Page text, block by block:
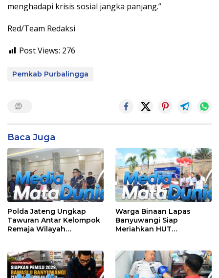
menghadapi krisis sosial jangka panjang.”
Red/Team Redaksi
Post Views: 276
Pemkab Purbalingga
Baca Juga
Polda Jateng Ungkap
Tawuran Antar Kelompok
Remaja Wilayah
Warga Binaan Lapas
Banyuwangi Siap
Meriahkan HUT
Perlombaan